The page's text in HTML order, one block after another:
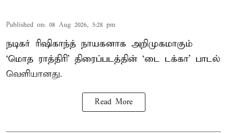
Published on: 08 Aug 2026, 5:28 pm
நடிகர் ரிஷிகாந்த் நாயகனாக அறிமுகமாகும்
‘மொத ராத்திரி’ திரைப்படத்தின் ‘டை டக்கா’ பாடல்
வெளியானது.
Read More